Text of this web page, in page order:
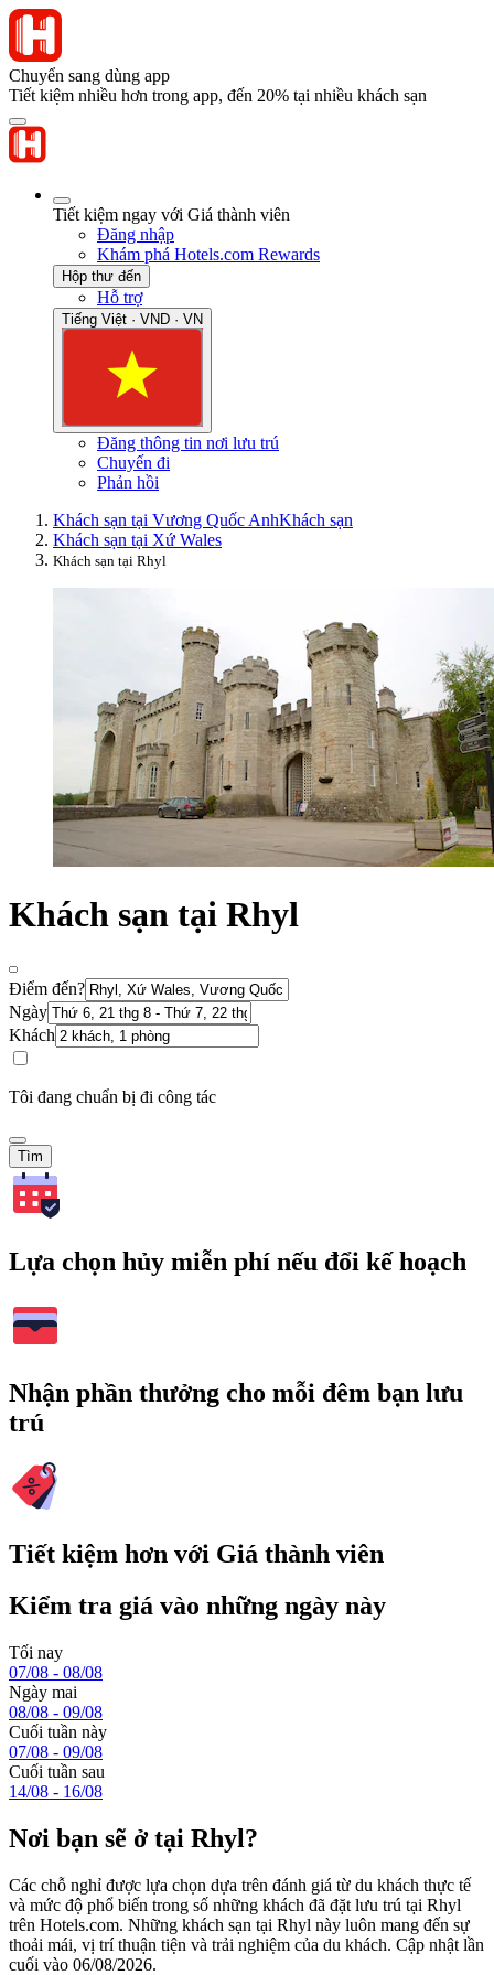
Chuyển sang dùng app
Tiết kiệm nhiều hơn trong app, đến 20% tại nhiều khách sạn
Tiết kiệm ngay với Giá thành viên
Đăng nhập
Khám phá Hotels.com Rewards
Hộp thư đến
Hỗ trợ
Tiếng Việt · VND · VN
Đăng thông tin nơi lưu trú
Chuyến đi
Phản hồi
Khách sạn tại Vương Quốc AnhKhách sạn
Khách sạn tại Xứ Wales
Khách sạn tại Rhyl
Khách sạn tại Rhyl
Điểm đến?
Ngày
Khách
Tôi đang chuẩn bị đi công tác
Tìm
Lựa chọn hủy miễn phí nếu đổi kế hoạch
Nhận phần thưởng cho mỗi đêm bạn lưu
trú
Tiết kiệm hơn với Giá thành viên
Kiểm tra giá vào những ngày này
Tối nay
07/08 - 08/08
Ngày mai
08/08 - 09/08
Cuối tuần này
07/08 - 09/08
Cuối tuần sau
14/08 - 16/08
Nơi bạn sẽ ở tại Rhyl?
Các chỗ nghỉ được lựa chọn dựa trên đánh giá từ du khách thực tế
và mức độ phổ biến trong số những khách đã đặt lưu trú tại Rhyl
trên Hotels.com. Những khách sạn tại Rhyl này luôn mang đến sự
thoải mái, vị trí thuận tiện và trải nghiệm của du khách. Cập nhật lần
cuối vào 06/08/2026.